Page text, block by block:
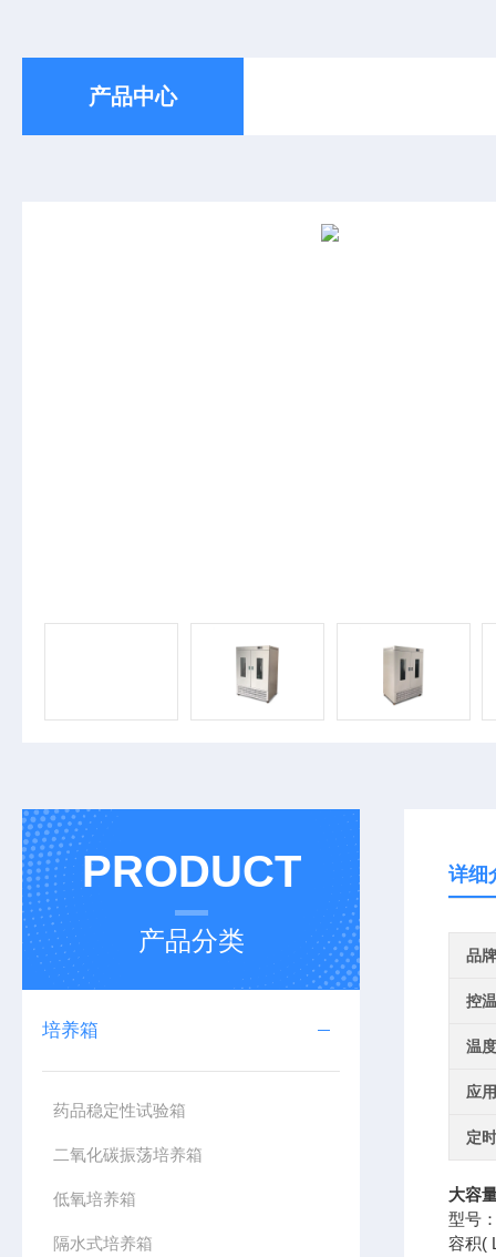
产品中心
PRODUCT
产品分类
培养箱
药品稳定性试验箱
二氧化碳振荡培养箱
低氧培养箱
隔水式培养箱
详细
品牌
控
温
应
定
大容
型号
容积(